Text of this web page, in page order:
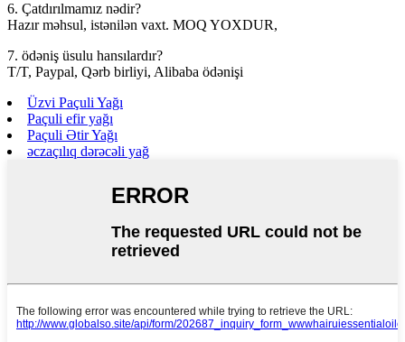
6. Çatdırılmamız nədir?
Hazır məhsul, istənilən vaxt. MOQ YOXDUR,
7. ödəniş üsulu hansılardır?
T/T, Paypal, Qərb birliyi, Alibaba ödənişi
Üzvi Paçuli Yağı
Paçuli efir yağı
Paçuli Ətir Yağı
əczaçılıq dərəcəli yağ